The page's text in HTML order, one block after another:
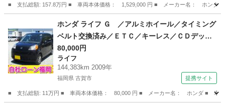
ン機構◇オーバーヘッドコン （なし）
■ 支払総額: 157.8万円 ■ 車両本体価格： 1,529,000 円 ■ メーカー名： ホンダ
ホンダ
ホンダ ライフ Ｇ ／アルミホイール／タイミング
ベルト交換済み／ＥＴＣ／キーレス／ＣＤデッキ
／電格ミラー （検9.9）
80,000円
ライフ
144,383km 2009年
福岡県 古賀市 提携サイト
■ 支払総額: 11万円 ■ 車両本体価格： 80,000 円 ■ メーカー名： ホンダ ■ 車種